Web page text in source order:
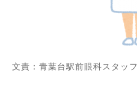
文責：青葉台駅前眼科スタッフ